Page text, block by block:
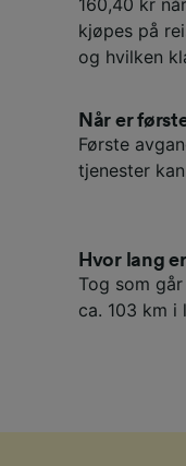
kjøpes på
og hvilken
Når er
Første
tjenester
Hvor lang
Tog som
ca. 103 km i